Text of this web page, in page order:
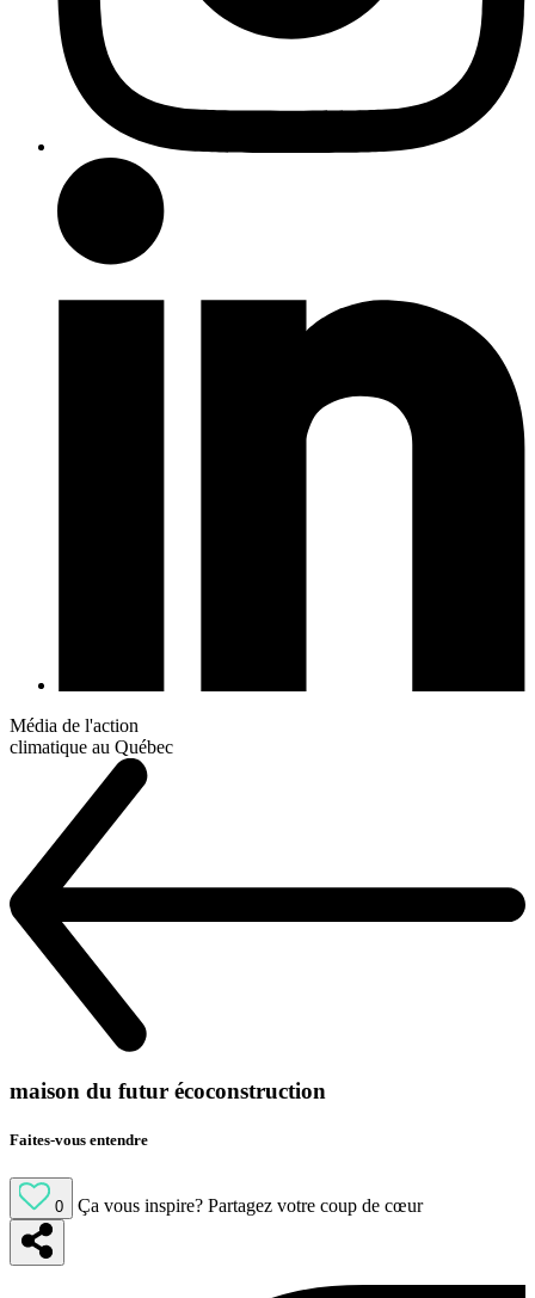
Média de l'action
climatique au Québec
maison du futur écoconstruction
Faites-vous entendre
0 Ça vous inspire? Partagez votre coup de cœur